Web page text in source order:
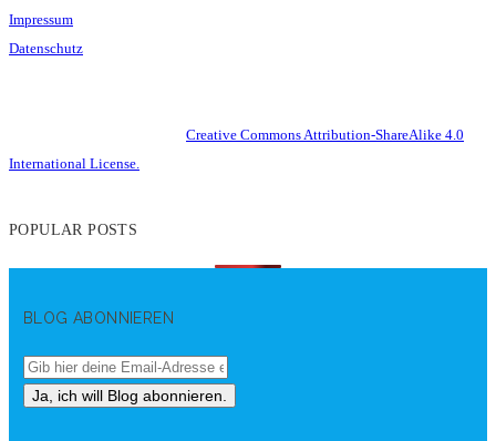
Impressum
Datenschutz
Creative Commons Attribution-ShareAlike 4.0
International License.
POPULAR POSTS
BLOG ABONNIEREN